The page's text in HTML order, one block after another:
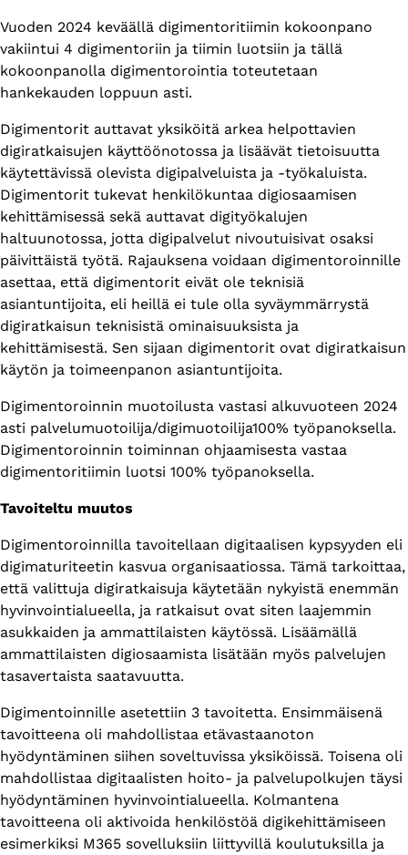
Vuoden 2024 keväällä digimentoritiimin kokoonpano
vakiintui 4 digimentoriin ja tiimin luotsiin ja tällä
kokoonpanolla digimentorointia toteutetaan
hankekauden loppuun asti.
Digimentorit auttavat yksiköitä arkea helpottavien
digiratkaisujen käyttöönotossa ja lisäävät tietoisuutta
käytettävissä olevista digipalveluista ja -työkaluista.
Digimentorit tukevat henkilökuntaa digiosaamisen
kehittämisessä sekä auttavat digityökalujen
haltuunotossa, jotta digipalvelut nivoutuisivat osaksi
päivittäistä työtä. Rajauksena voidaan digimentoroinnille
asettaa, että digimentorit eivät ole teknisiä
asiantuntijoita, eli heillä ei tule olla syväymmärrystä
digiratkaisun teknisistä ominaisuuksista ja
kehittämisestä. Sen sijaan digimentorit ovat digiratkaisun
käytön ja toimeenpanon asiantuntijoita.
Digimentoroinnin muotoilusta vastasi alkuvuoteen 2024
asti palvelumuotoilija/digimuotoilija100% työpanoksella.
Digimentoroinnin toiminnan ohjaamisesta vastaa
digimentoritiimin luotsi 100% työpanoksella.
Tavoiteltu muutos
Digimentoroinnilla tavoitellaan digitaalisen kypsyyden eli
digimaturiteetin kasvua organisaatiossa. Tämä tarkoittaa,
että valittuja digiratkaisuja käytetään nykyistä enemmän
hyvinvointialueella, ja ratkaisut ovat siten laajemmin
asukkaiden ja ammattilaisten käytössä. Lisäämällä
ammattilaisten digiosaamista lisätään myös palvelujen
tasavertaista saatavuutta.
Digimentoinnille asetettiin 3 tavoitetta. Ensimmäisenä
tavoitteena oli mahdollistaa etävastaanoton
hyödyntäminen siihen soveltuvissa yksiköissä. Toisena oli
mahdollistaa digitaalisten hoito- ja palvelupolkujen täysi
hyödyntäminen hyvinvointialueella. Kolmantena
tavoitteena oli aktivoida henkilöstöä digikehittämiseen
esimerkiksi M365 sovelluksiin liittyvillä koulutuksilla ja